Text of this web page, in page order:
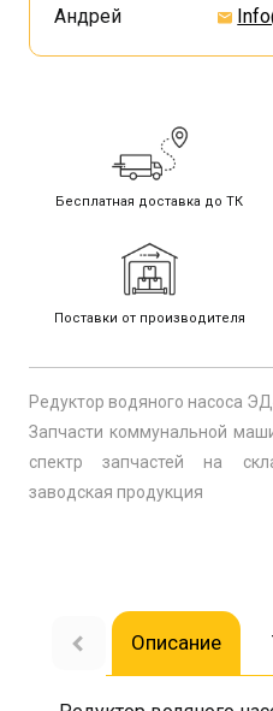
Андрей
Бесплатная доставка до ТК
Поставки от производителя
Редуктор водяного насоса
Запчасти коммунальной
спектр запчастей на
заводская продукция
Описание